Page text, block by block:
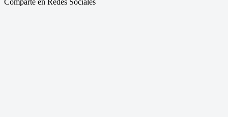
Comparte en Redes Sociales